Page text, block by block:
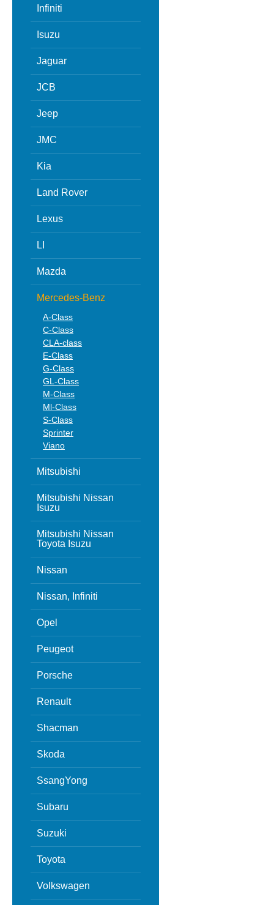
Infiniti
Isuzu
Jaguar
JCB
Jeep
JMC
Kia
Land Rover
Lexus
LI
Mazda
Mercedes-Benz
A-Class
C-Class
CLA-class
E-Class
G-Class
GL-Class
M-Class
Ml-Class
S-Class
Sprinter
Viano
Mitsubishi
Mitsubishi Nissan
Isuzu
Mitsubishi Nissan
Toyota Isuzu
Nissan
Nissan, Infiniti
Opel
Peugeot
Porsche
Renault
Shacman
Skoda
SsangYong
Subaru
Suzuki
Toyota
Volkswagen